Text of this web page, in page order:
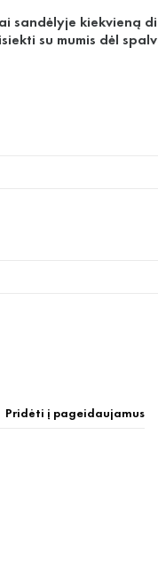
sandėlyje kiekvieną
su mumis dėl
Pridėti į pageidaujamus